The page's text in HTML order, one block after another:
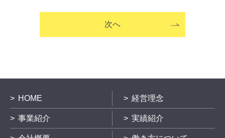
次へ
HOME 経営理念
事業紹介 実績紹介